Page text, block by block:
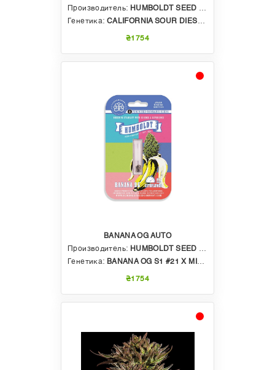
Производитель: HUMBOLDT SEED COMPANY
Генетика: CALIFORNIA SOUR DIESEL X CALIFORNIA SOUR DIESEL AUTO X OG KUSH AUTO
₴1754
BANANA OG AUTO
Производитель: HUMBOLDT SEED COMPANY
Генетика: BANANA OG S1 #21 X MINT JELLY AUTO X BANANA OG AUTO BX3
₴1754